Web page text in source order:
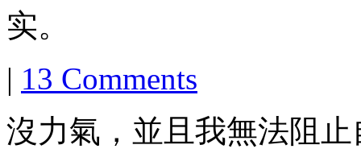
实。
| 13 Comments
沒力氣，並且我無法阻